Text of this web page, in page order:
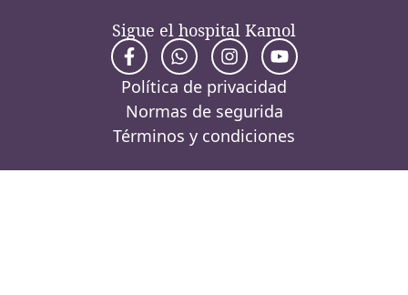
Sigue el hospital Kamol
Política de privacidad
Normas de segurida
Términos y condiciones